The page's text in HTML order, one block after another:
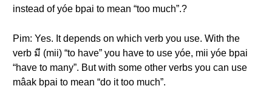
instead of yóe bpai to mean “too much”.?
Pim: Yes. It depends on which verb you use. With the
verb มี (mii) “to have” you have to use yóe, mii yóe bpai
“have to many”. But with some other verbs you can use
mâak bpai to mean “do it too much”.